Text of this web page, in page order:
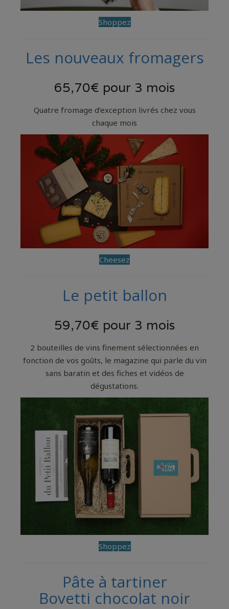
Shoppez
Les nouveaux fromagers
65,70€ pour 3 mois
Quatre fromage d’exception livrés chez vous
chaque mois
Cheesez
Le petit ballon
59,70€ pour 3 mois
2 bouteilles de vins finement sélectionnées en
fonction de vos goûts, le magazine qui parle du vin
sans baratin et des fiches et vidéos de
dégustations.
Shoppez
Pâte à tartiner
Bovetti chocolat noir